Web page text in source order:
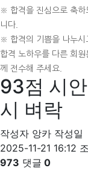
※ 합격을 진심으로 축하
니다.
※ 합격의 기쁨을 나누시
합격 노하우를 다른 회원
께 전수해 주세요.
93점 시안
시 벼락
작성자 앙카 작성일
2025-11-21 16:12
973 댓글 0